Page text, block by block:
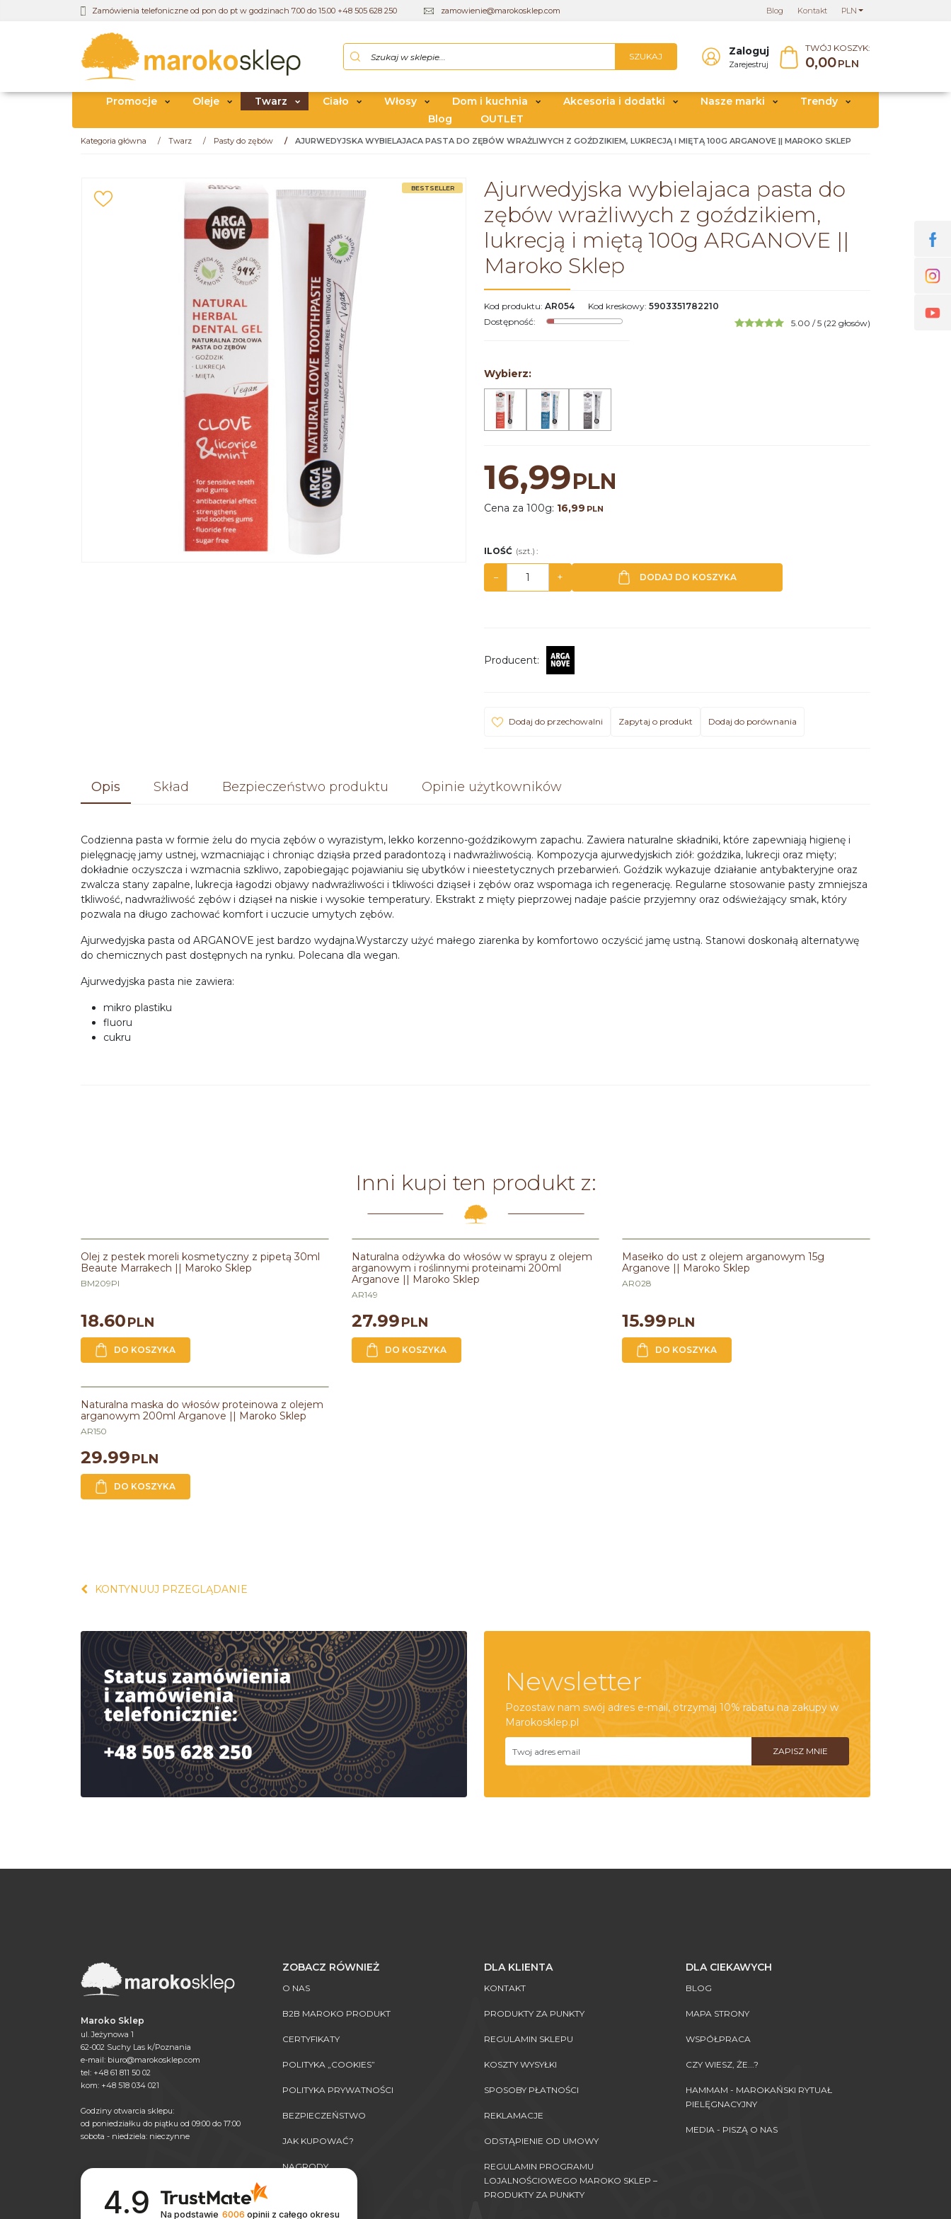
Zamówienia telefoniczne od pon do pt w godzinach 7.00 do 15.00 +48 505 628 250 zamowienie@marokosklep.com PLN
Blog Kontakt
SZUKAJ Zaloguj
Zarejestruj
TWÓJ KOSZYK:
0,00PLN
Promocje Oleje Twarz Ciało Włosy Dom i kuchnia Akcesoria i dodatki Nasze marki
Trendy
Blog
OUTLET
Kategoria główna / Twarz / Pasty do zębów / AJURWEDYJSKA WYBIELAJACA PASTA DO ZĘBÓW WRAŻLIWYCH Z GOŹDZIKIEM, LUKRECJĄ I MIĘTĄ 100G ARGANOVE || MAROKO SKLEP
BESTSELLER
Ajurwedyjska wybielajaca pasta do
zębów wrażliwych z goździkiem,
lukrecją i miętą 100g ARGANOVE ||
Maroko Sklep
Kod produktu: AR054 Kod kreskowy: 5903351782210
Dostępność: 5.00 /5 (22 głosów)
Wybierz:
16,99PLN
Cena za 100g: 16,99 PLN
ILOŚĆ (szt.) :
− + DODAJ DO KOSZYKA
Producent:
Dodaj do przechowalni Zapytaj o produkt Dodaj do porównania
Opis Skład Bezpieczeństwo produktu Opinie użytkowników
Codzienna pasta w formie żelu do mycia zębów o wyrazistym, lekko korzenno-goździkowym zapachu. Zawiera naturalne składniki, które zapewniają higienę i
pielęgnację jamy ustnej, wzmacniając i chroniąc dziąsła przed paradontozą i nadwrażliwością. Kompozycja ajurwedyjskich ziół: goździka, lukrecji oraz mięty;
dokładnie oczyszcza i wzmacnia szkliwo, zapobiegając pojawianiu się ubytków i nieestetycznych przebarwień. Goździk wykazuje działanie antybakteryjne oraz
zwalcza stany zapalne, lukrecja łagodzi objawy nadwrażliwości i tkliwości dziąseł i zębów oraz wspomaga ich regenerację. Regularne stosowanie pasty zmniejsza
tkliwość, nadwrażliwość zębów i dziąseł na niskie i wysokie temperatury. Ekstrakt z mięty pieprzowej nadaje paście przyjemny oraz odświeżający smak, który
pozwala na długo zachować komfort i uczucie umytych zębów.
Ajurwedyjska pasta od ARGANOVE jest bardzo wydajna.Wystarczy użyć małego ziarenka by komfortowo oczyścić jamę ustną. Stanowi doskonałą alternatywę
do chemicznych past dostępnych na rynku. Polecana dla wegan.
Ajurwedyjska pasta nie zawiera:
mikro plastiku
fluoru
cukru
Inni kupi ten produkt z:
Olej z pestek moreli kosmetyczny z pipetą 30ml
Beaute Marrakech || Maroko Sklep
BM209PI
18.60PLN
DO KOSZYKA
Naturalna odżywka do włosów w sprayu z olejem
arganowym i roślinnymi proteinami 200ml
Arganove || Maroko Sklep
AR149
27.99PLN
DO KOSZYKA
Masełko do ust z olejem arganowym 15g
Arganove || Maroko Sklep
AR028
15.99PLN
DO KOSZYKA
Naturalna maska do włosów proteinowa z olejem
arganowym 200ml Arganove || Maroko Sklep
AR150
29.99PLN
DO KOSZYKA
KONTYNUUJ PRZEGLĄDANIE
Newsletter
Pozostaw nam swój adres e-mail, otrzymaj 10% rabatu na zakupy w
Marokosklep.pl
Maroko Sklep
ul. Jeżynowa 1
62-002 Suchy Las k/Poznania
e-mail: biuro@marokosklep.com
tel: +48 61 811 50 02
kom: +48 518 034 021
Godziny otwarcia sklepu:
od poniedziałku do piątku od 09:00 do 17:00
sobota - niedziela: nieczynne
4.9 Na podstawie 6006 opinii z całego okresu
ZOBACZ RÓWNIEŻ
O NAS
B2B MAROKO PRODUKT
CERTYFIKATY
POLITYKA „COOKIES”
POLITYKA PRYWATNOŚCI
BEZPIECZEŃSTWO
JAK KUPOWAĆ?
NAGRODY
DLA KLIENTA
KONTAKT
PRODUKTY ZA PUNKTY
REGULAMIN SKLEPU
KOSZTY WYSYŁKI
SPOSOBY PŁATNOŚCI
REKLAMACJE
ODSTĄPIENIE OD UMOWY
REGULAMIN PROGRAMU
LOJALNOŚCIOWEGO MAROKO SKLEP –
PRODUKTY ZA PUNKTY
DLA CIEKAWYCH
BLOG
MAPA STRONY
WSPÓŁPRACA
CZY WIESZ, ŻE...?
HAMMAM - MAROKAŃSKI RYTUAŁ
PIELĘGNACYJNY
MEDIA - PISZĄ O NAS